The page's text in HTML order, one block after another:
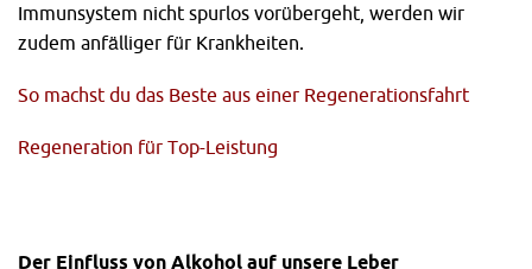
Immunsystem nicht spurlos vorübergeht, werden wir
zudem anfälliger für Krankheiten.
So machst du das Beste aus einer Regenerationsfahrt
Regeneration für Top-Leistung
Der Einfluss von Alkohol auf unsere Leber